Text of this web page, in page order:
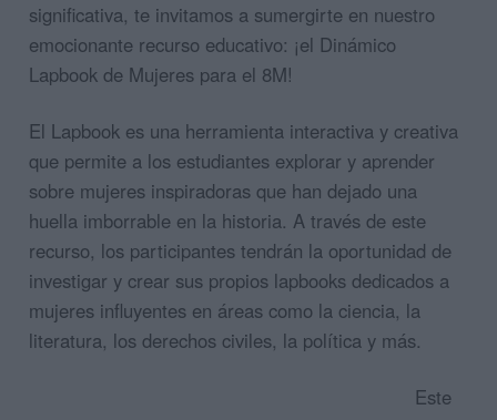
significativa, te invitamos a sumergirte en nuestro
emocionante recurso educativo: ¡el Dinámico
Lapbook de Mujeres para el 8M!
El Lapbook es una herramienta interactiva y creativa
que permite a los estudiantes explorar y aprender
sobre mujeres inspiradoras que han dejado una
huella imborrable en la historia. A través de este
recurso, los participantes tendrán la oportunidad de
investigar y crear sus propios lapbooks dedicados a
mujeres influyentes en áreas como la ciencia, la
literatura, los derechos civiles, la política y más.
Este